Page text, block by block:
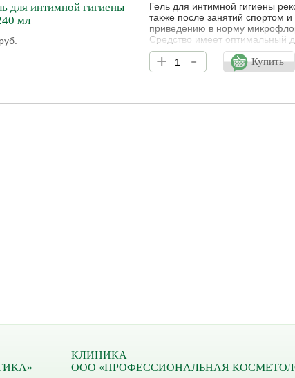
для интимной гигиены
мл
руб.
Гель для интимной гигиены
также после занятий спортом
приведению в норму
Средство имеет оптимальный
близкий к нейтральному рН.
и дискомфорта. Оказывает
защитное действие. Дарит
+ - Купить
КЛИНИКА
ООО «ПРОФЕССИОНАЛЬНАЯ